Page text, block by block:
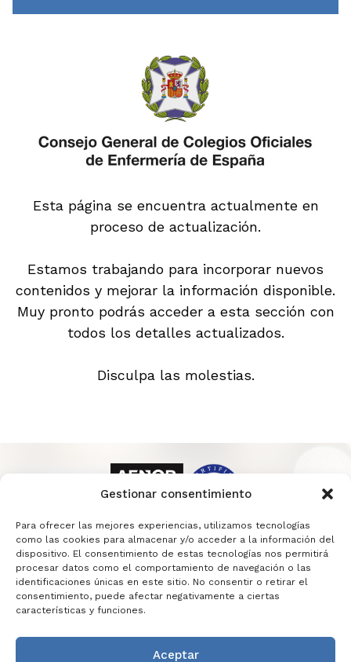
Gestionar consentimiento
Para ofrecer las mejores experiencias, utilizamos tecnologías
como las cookies para almacenar y/o acceder a la información del
dispositivo. El consentimiento de estas tecnologías nos permitirá
procesar datos como el comportamiento de navegación o las
identificaciones únicas en este sitio. No consentir o retirar el
consentimiento, puede afectar negativamente a ciertas
características y funciones.
Aceptar
Esta página se encuentra actualmente en
proceso de actualización.
Estamos trabajando para incorporar nuevos
contenidos y mejorar la información disponible.
Muy pronto podrás acceder a esta sección con
todos los detalles actualizados.
Disculpa las molestias.